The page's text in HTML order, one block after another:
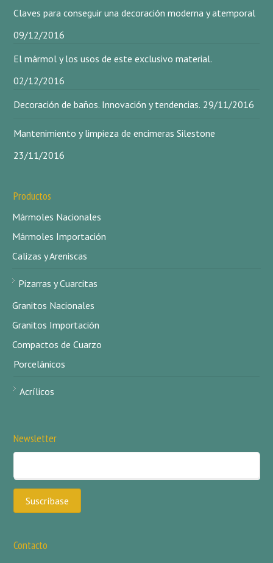
Claves para conseguir una decoración moderna y atemporal
09/12/2016
El mármol y los usos de este exclusivo material.
02/12/2016
Decoración de baños. Innovación y tendencias. 29/11/2016
Mantenimiento y limpieza de encimeras Silestone
23/11/2016
Productos
Mármoles Nacionales
Mármoles Importación
Calizas y Areniscas
Pizarras y Cuarcitas
Granitos Nacionales
Granitos Importación
Compactos de Cuarzo
Porcelánicos
Acrílicos
Newsletter
Contacto